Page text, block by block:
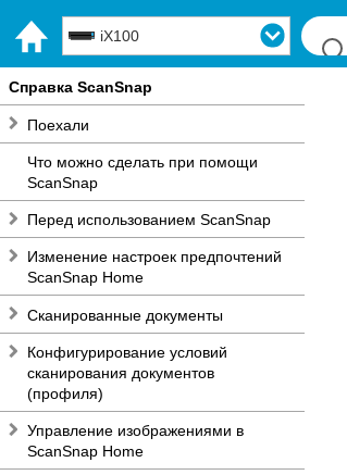
iX100
Справка ScanSnap
Поехали
Что можно сделать при помощи
ScanSnap
Перед использованием ScanSnap
Изменение настроек предпочтений
ScanSnap Home
Сканированные документы
Конфигурирование условий
сканирования документов
(профиля)
Управление изображениями в
ScanSnap Home